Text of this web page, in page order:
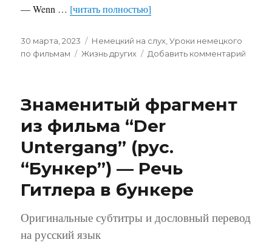
— Wenn … [читать полностью]
Опубликовано
30 марта, 2023 Рубрики
Немецкий на слух,Уроки немецкого
по фильмам
Метки
Жизнь других Добавить комментарий
1
Знаменитый фрагмент
из фильма “Der
Untergang” (рус.
“Бункер”) — Речь
Гитлера в бункере
Оригинальные субтитры и дословный перевод
на русский язык